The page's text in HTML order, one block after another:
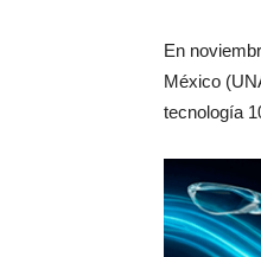
En
México
tecnología